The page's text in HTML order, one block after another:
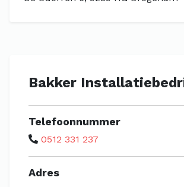
Bakker
Telefoonnummer
0512 331 237
Adres